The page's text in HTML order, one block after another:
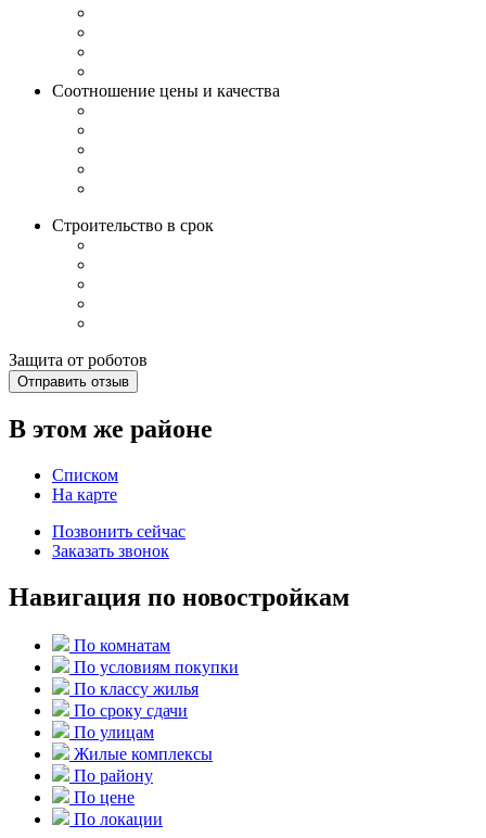
Соотношение цены и качества
Строительство в срок
Защита от роботов
Отправить отзыв
В этом же районе
Списком
На карте
Позвонить сейчас
Заказать звонок
Навигация по новостройкам
По комнатам
По условиям покупки
По классу жилья
По сроку сдачи
По улицам
Жилые комплексы
По району
По цене
По локации